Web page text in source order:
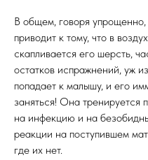
В общем, говоря
приводит к тому, что в
скапливается его шерсть,
остатков испражнений, уж
попадает к малышу, и его
заняться! Она тренируется
на инфекцию и на
реакции на поступившем
где их нет.